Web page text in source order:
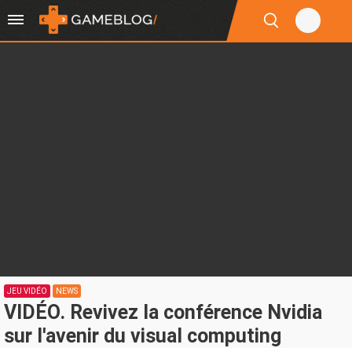
JEU VIDÉO NEWS
VIDÉO. Revivez la conférence Nvidia
sur l'avenir du visual computing